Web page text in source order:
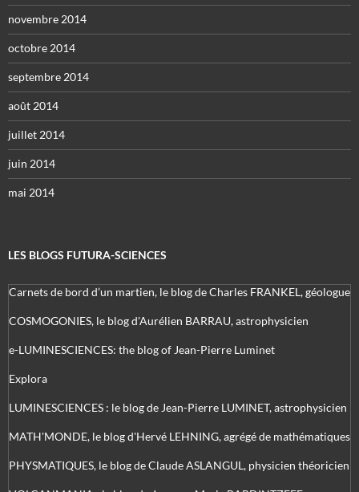
novembre 2014
octobre 2014
septembre 2014
août 2014
juillet 2014
juin 2014
mai 2014
LES BLOGS FUTURA-SCIENCES
Carnets de bord d’un martien, le blog de Charles FRANKEL, géologue
COSMOGONIES, le blog d'Aurélien BARRAU, astrophysicien
e-LUMINESCIENCES: the blog of Jean-Pierre Luminet
Explora
LUMINESCIENCES : le blog de Jean-Pierre LUMINET, astrophysicien
MATH'MONDE, le blog d'Hervé LEHNING, agrégé de mathématiques
PHYSMATIQUES, le blog de Claude ASLANGUL, physicien théoricien